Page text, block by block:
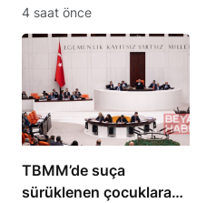
öldüren şüpheli
tutuklandı
4 saat önce
TBMM’de suça
sürüklenen çocuklara